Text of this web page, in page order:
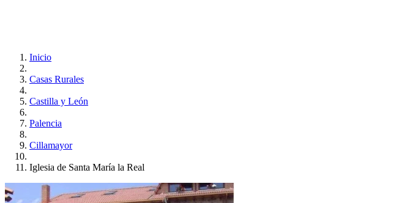
Inicio
Casas Rurales
Castilla y León
Palencia
Cillamayor
Iglesia de Santa María la Real